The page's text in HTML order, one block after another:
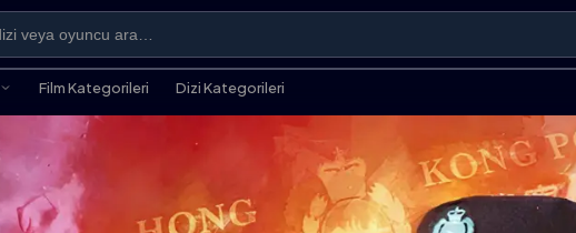
Film Kategorileri Dizi Kategorileri